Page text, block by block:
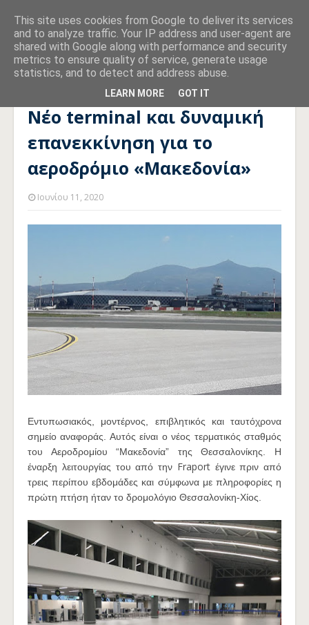
Αρχική σελίδα FRAPORT
Νέο terminal και δυναμική
επανεκκίνηση για το αεροδρόμιο «Μακεδονία»
Νέο terminal και δυναμική
επανεκκίνηση για το
αεροδρόμιο «Μακεδονία»
Ιουνίου 11, 2020
Εντυπωσιακός, μοντέρνος, επιβλητικός και ταυτόχρονα
σημείο αναφοράς. Αυτός είναι ο νέος τερματικός σταθμός
του Αεροδρομίου “Μακεδονία” της Θεσσαλονίκης. Η
έναρξη λειτουργίας του από την Fraportέγινε πριν από
τρεις περίπου εβδομάδες και σύμφωνα με πληροφορίες η
πρώτη πτήση ήταν το δρομολόγιο Θεσσαλονίκη-Χίος.
This site uses cookies from Google to deliver its services
and to analyze traffic. Your IP address and user-agent are
shared with Google along with performance and security
metrics to ensure quality of service, generate usage
statistics, and to detect and address abuse.
LEARN MORE GOT IT